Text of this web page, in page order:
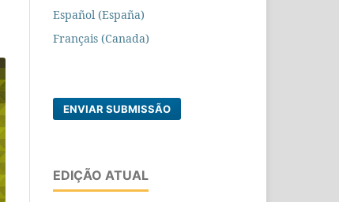
Español (España)
Français (Canada)
ENVIAR SUBMISSÃO
EDIÇÃO ATUAL